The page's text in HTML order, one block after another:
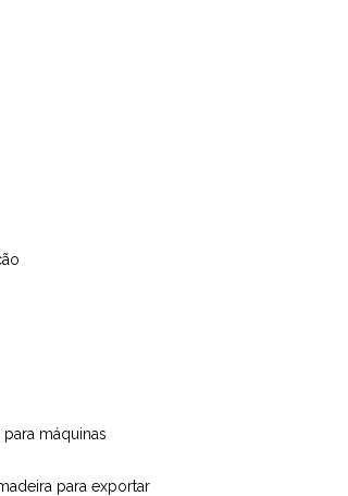
máquinas
para exportar